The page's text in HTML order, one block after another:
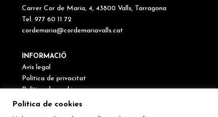
Carrer Cor de Maria, 4, 43800 Valls, Tarragona
Tel. 977 60 11 72
cordemaria@cordemariavalls.cat
INFORMACIÖ
Avís legal
Política de privacitat
Política de cookies
Canal de denúncies
Política de cookies